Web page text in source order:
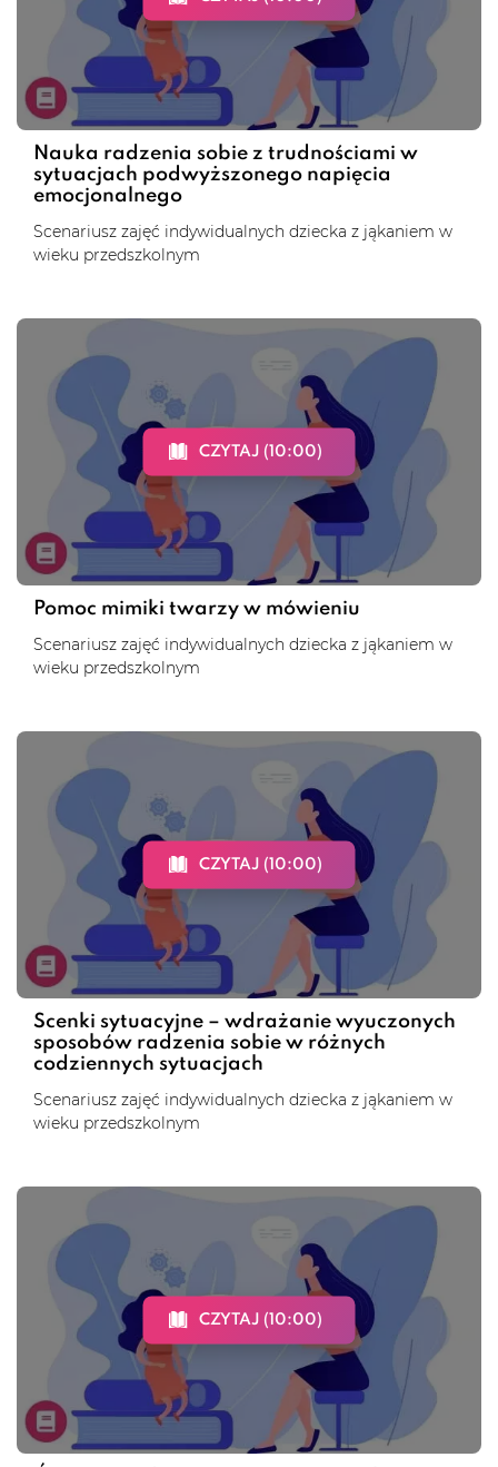
Nauka radzenia sobie z trudnościami w
sytuacjach podwyższonego napięcia
emocjonalnego
Scenariusz zajęć indywidualnych dziecka z jąkaniem w
wieku przedszkolnym
CZYTAJ (10:00)
Pomoc mimiki twarzy w mówieniu
Scenariusz zajęć indywidualnych dziecka z jąkaniem w
wieku przedszkolnym
CZYTAJ (10:00)
Scenki sytuacyjne – wdrażanie wyuczonych
sposobów radzenia sobie w różnych
codziennych sytuacjach
Scenariusz zajęć indywidualnych dziecka z jąkaniem w
wieku przedszkolnym
CZYTAJ (10:00)